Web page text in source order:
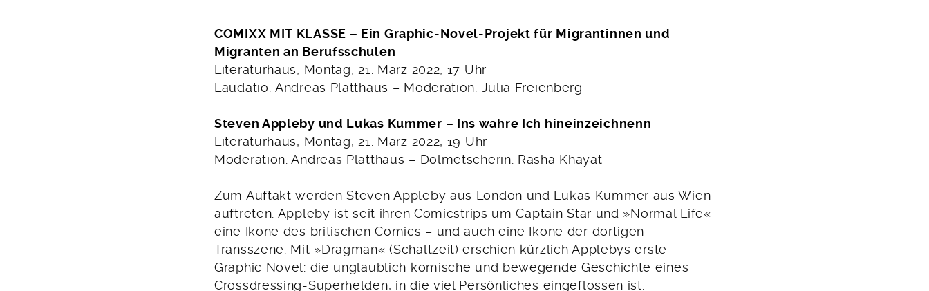
COMIXX MIT KLASSE – Ein Graphic-Novel-Projekt für Migrantinnen und
Migranten an Berufsschulen
Literaturhaus, Montag, 21. März 2022, 17 Uhr
Laudatio: Andreas Platthaus – Moderation: Julia Freienberg
Steven Appleby und Lukas Kummer – Ins wahre Ich hineinzeichnenn
Literaturhaus, Montag, 21. März 2022, 19 Uhr
Moderation: Andreas Platthaus – Dolmetscherin: Rasha Khayat
Zum Auftakt werden Steven Appleby aus London und Lukas Kummer aus Wien
auftreten. Appleby ist seit ihren Comicstrips um Captain Star und »Normal Life«
eine Ikone des britischen Comics – und auch eine Ikone der dortigen
Transszene. Mit »Dragman« (Schaltzeit) erschien kürzlich Applebys erste
Graphic Novel: die unglaublich komische und bewegende Geschichte eines
Crossdressing-Superhelden, in die viel Persönliches eingeflossen ist.